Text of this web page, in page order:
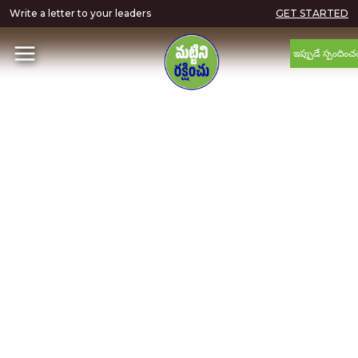
Write a letter to your leaders GET STARTED
ఇప్పుడే